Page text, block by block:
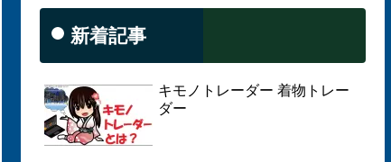
新着記事
キモノトレーダー 着物トレー
ダー